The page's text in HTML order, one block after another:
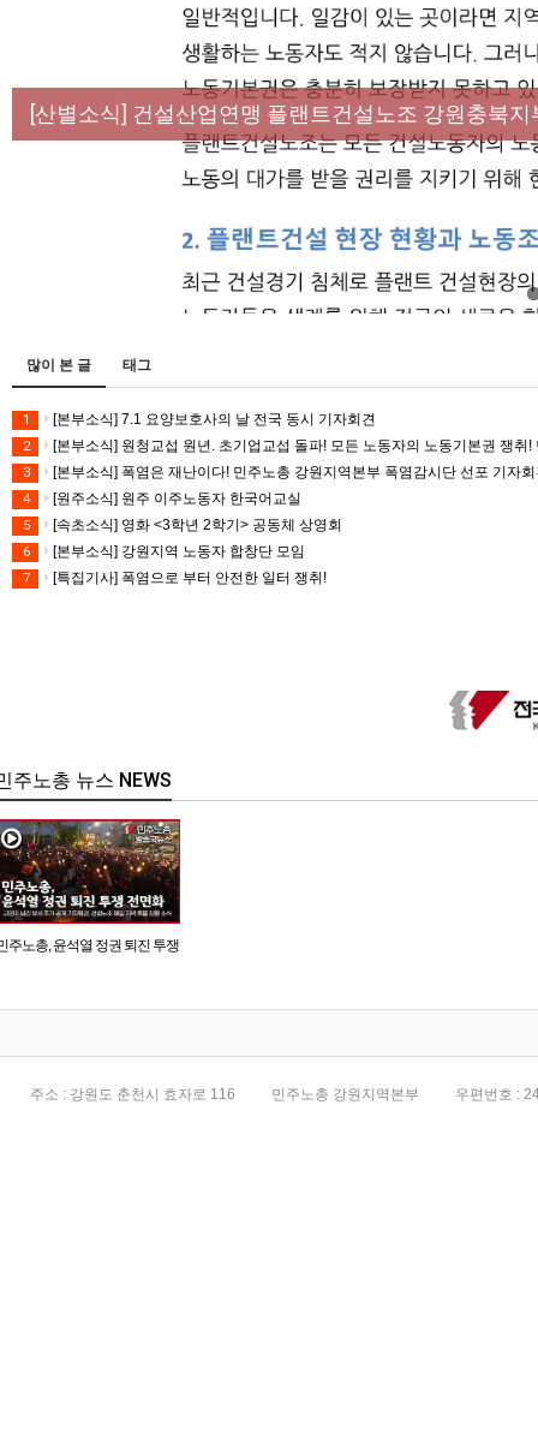
[성명] 막을 수 있었던 죽음, HL만도가 책임져라 : 청
[산별소식] 건설산업연맹 플랜트건설노조 강원충북지
[강릉,속초,원주,춘천] 폭염감시단 사업 이모저모
[조합원☆인터뷰] 서비스연맹 전국학교비정규직노동
[본부소식] 강원지역 노동자 합창단 모임
많이 본 글 태그
1 [본부소식] 7.1 요양보호사의 날 전국 동시 기자회견
2 [본부소식] 원청교섭 원년. 초기업교섭 돌파! 모든 노동자의 노동기본권 쟁취
3 [본부소식] 폭염은 재난이다! 민주노총 강원지역본부 폭염감시단 선포 기자
4 [원주소식] 원주 이주노동자 한국어교실
5 [속초소식] 영화 <3학년 2학기> 공동체 상영회
6 [본부소식] 강원지역 노동자 합창단 모임
7 [특집기사] 폭염으로 부터 안전한 일터 쟁취!
주노총 뉴스 NEWS
주노총, 윤석열 정권 퇴진 투쟁
주소 : 강원도 춘천시 효자로 116 민주노총 강원지역본부 우편번호 :